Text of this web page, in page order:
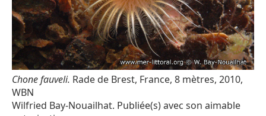
Chone fauveli. Rade de Brest, France, 8 mètres, 2010,
WBN
Wilfried Bay-Nouailhat. Publiée(s) avec son aimable